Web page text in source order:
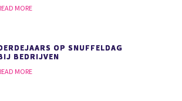
MORE
OP SNUFFELDAG
BEDRIJVEN
MORE